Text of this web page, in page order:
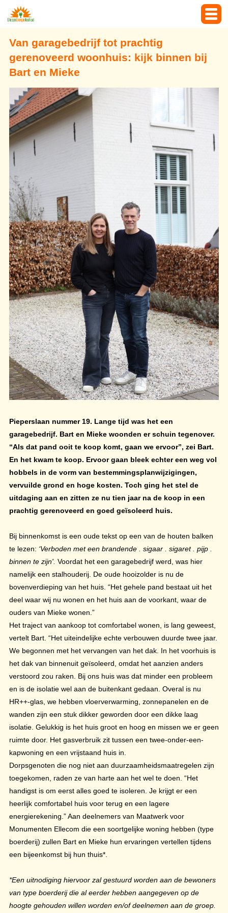
Van garagebedrijf tot prachtig
gerenoveerd woonhuis: kijk binnen bij
Bart en Mieke
Pieperslaan nummer 19. Lange tijd was het een
garagebedrijf. Bart en Mieke woonden er schuin tegenover.
“Als dat pand ooit te koop komt, gaan we ervoor”, zei Bart.
En het kwam te koop. Ervoor gaan bleek echter een weg vol
hobbels in de vorm van bestemmingsplanwijzigingen,
vervuilde grond en hoge kosten. Toch ging het stel de
uitdaging aan en zitten ze nu tien jaar na de koop in een
prachtig gerenoveerd en goed geïsoleerd huis.
Bij binnenkomst is een oude tekst op een van de houten balken
te lezen: ‘Verboden met een brandende . sigaar . sigaret . pijp .
binnen te zijn'. Voordat het een garagebedrijf werd, was hier
namelijk een stalhouderij. De oude hooizolder is nu de
bovenverdieping van het huis. “Het gehele pand bestaat uit het
deel waar wij nu wonen en het huis aan de voorkant, waar de
ouders van Mieke wonen.”
Het traject van aankoop tot comfortabel wonen, is lang geweest,
vertelt Bart. “Het uiteindelijke echte verbouwen duurde twee jaar.
We begonnen met het vervangen van het dak. In het voorhuis is
het dak van binnenuit geïsoleerd, omdat het aanzien anders
verstoord zou raken. Bij ons huis was dat minder een probleem
en is de isolatie wel aan de buitenkant gedaan. Overal is nu
HR++-glas, we hebben vloerverwarming, zonnepanelen en de
wanden zijn een stuk dikker geworden door een dikke laag
isolatie. Gelukkig is het huis groot en hoog en missen we er geen
ruimte door. Het gasverbruik zit tussen een twee-onder-een-
kapwoning en een vrijstaand huis in.
Dorpsgenoten die nog niet aan duurzaamheidsmaatregelen zijn
toegekomen, raden ze van harte aan het wel te doen. “Het
handigst is om eerst alles goed te isoleren. Je krijgt er een
heerlijk comfortabel huis voor terug en een lagere
energierekening.” Aan deelnemers van Maatwerk voor
Monumenten Ellecom die een soortgelijke woning hebben (type
boerderij) zullen Bart en Mieke hun ervaringen vertellen tijdens
een bijeenkomst bij hun thuis*.
*Een uitnodiging hiervoor zal gestuurd worden aan de bewoners
van type boerderij die al eerder hebben aangegeven op de
hoogte gehouden willen worden en/of deelnemen aan de groep.